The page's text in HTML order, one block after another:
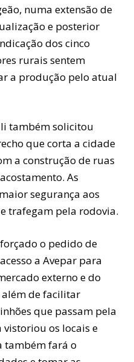
numa extensão de
e posterior
dos cinco
rurais sentem
a produção pelo atual
também solicitou
que corta a cidade
a construção de ruas
As
segurança aos
trafegam pela rodovia.
o pedido de
a Avepar para
externo e do
de facilitar
que passam pela
vistoriou os locais e
também fará o